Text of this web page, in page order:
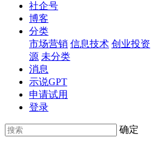
社企号
博客
分类
市场营销 信息技术 创业投资
源 未分类
消息
示说GPT
申请试用
登录
确定